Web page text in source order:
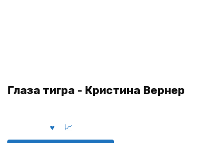
Глаза тигра - Кристина Вернер